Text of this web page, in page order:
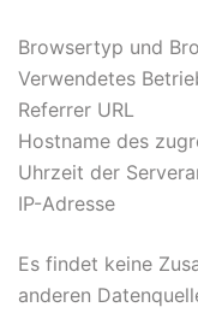
Browsertyp und
Verwendetes
Referrer URL
Hostname des
Uhrzeit der
IP-Adresse
Es findet keine
anderen